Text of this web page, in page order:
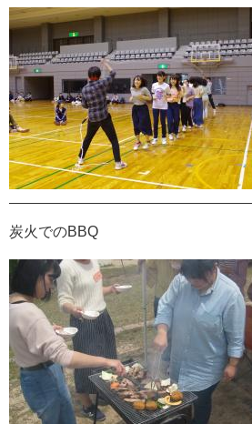
炭火でのBBQ